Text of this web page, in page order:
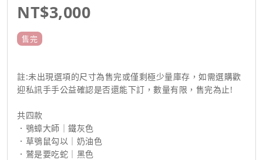
NT$3,000
售完
註:未出現選項的尺寸為售完或僅剩極少量庫存，如需選購歡
迎私訊手手公益確認是否還能下訂，數量有限，售完為止!
共四款
．鴞蟑大師｜鐵灰色
．草鴞鼠勾以｜奶油色
．鷲是要吃蛇｜黑色